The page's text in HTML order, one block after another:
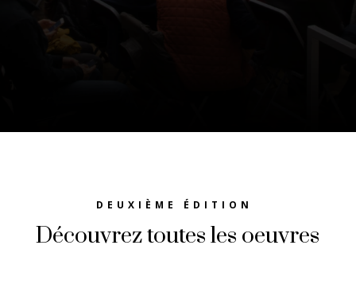
DEUXIÈME ÉDITION
Découvrez toutes les oeuvres